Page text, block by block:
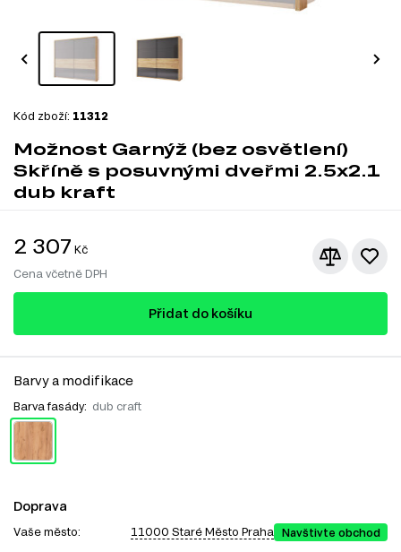
Kód zboží: 11312
Možnost Garnýž (bez osvětlení)
Skříně s posuvnými dveřmi 2.5x2.1
dub kraft
2 307 Kč
Cena včetně DPH
Přidat do košíku
Barvy a modifikace
Barva fasády: dub craft
Doprava
Vaše město: 11000 Staré Město Praha Navštivte obchod